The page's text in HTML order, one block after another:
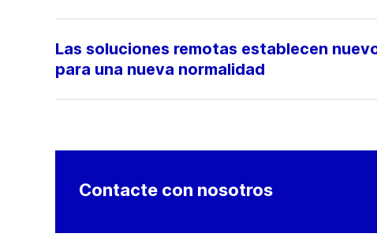
Las soluciones remotas establecen
para una nueva normalidad
Contacte con nosotros